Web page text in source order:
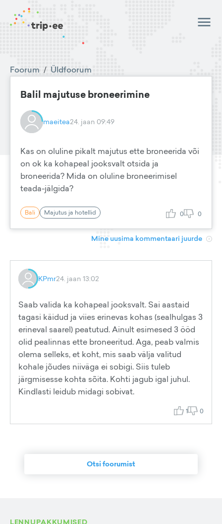
Foorum / Üldfoorum
Balil majutuse broneerimine
maeitea24. jaan 09:49
Kas on oluline pikalt majutus ette broneerida või
on ok ka kohapeal jooksvalt otsida ja
broneerida? Mida on oluline broneerimisel
teada-jälgida?
Bali Majutus ja hotellid 0 0
Mine uusima kommentaari juurde
KPmr24. jaan 13:02
Saab valida ka kohapeal jooksvalt. Sai aastaid
tagasi käidud ja viies erinevas kohas (sealhulgas 3
erineval saarel) peatutud. Ainult esimesed 3 ööd
olid pealinnas ette broneeritud. Aga, peab valmis
olema selleks, et koht, mis saab välja valitud
kohale jõudes niiväga ei sobigi. Siis tuleb
järgmisesse kohta sõita. Kohti jagub igal juhul.
Kindlasti leidub midagi sobivat.
1 0
Otsi foorumist
LENNUPAKKUMISED